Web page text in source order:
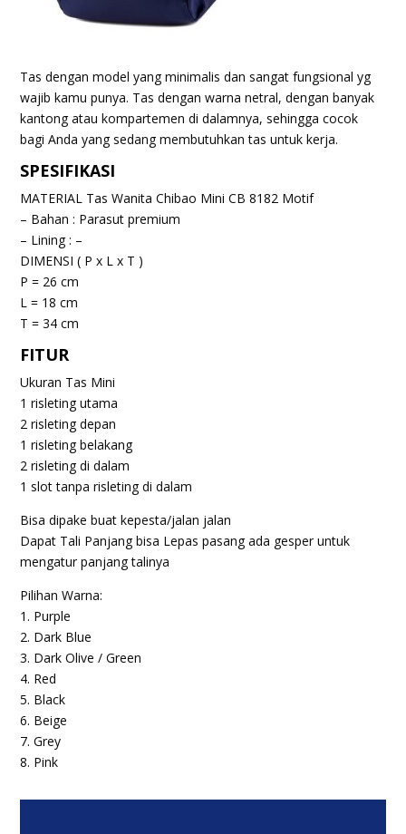
Tas dengan model yang minimalis dan sangat fungsional yg
wajib kamu punya. Tas dengan warna netral, dengan banyak
kantong atau kompartemen di dalamnya, sehingga cocok
bagi Anda yang sedang membutuhkan tas untuk kerja.
SPESIFIKASI
MATERIAL Tas Wanita Chibao Mini CB 8182 Motif
– Bahan : Parasut premium
– Lining : –
DIMENSI ( P x L x T )
P = 26 cm
L = 18 cm
T = 34 cm
FITUR
Ukuran Tas Mini
1 risleting utama
2 risleting depan
1 risleting belakang
2 risleting di dalam
1 slot tanpa risleting di dalam
Bisa dipake buat kepesta/jalan jalan
Dapat Tali Panjang bisa Lepas pasang ada gesper untuk
mengatur panjang talinya
Pilihan Warna:
1. Purple
2. Dark Blue
3. Dark Olive / Green
4. Red
5. Black
6. Beige
7. Grey
8. Pink